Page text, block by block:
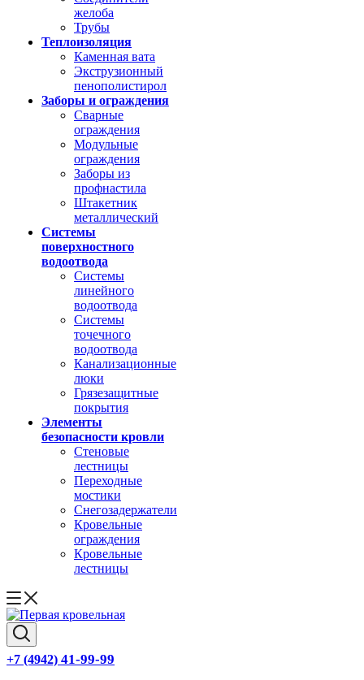
желоба
Трубы
Теплоизоляция
Каменная вата
Экструзионный
пенополистирол
Заборы и ограждения
Сварные
ограждения
Модульные
ограждения
Заборы из
профнастила
Штакетник
металлический
Системы
поверхностного
водоотвода
Системы
линейного
водоотвода
Системы
точечного
водоотвода
Канализационные
люки
Грязезащитные
покрытия
Элементы
безопасности кровли
Стеновые
лестницы
Переходные
мостики
Снегозадержатели
Кровельные
ограждения
Кровельные
лестницы
+7 (4942) 41-99-99